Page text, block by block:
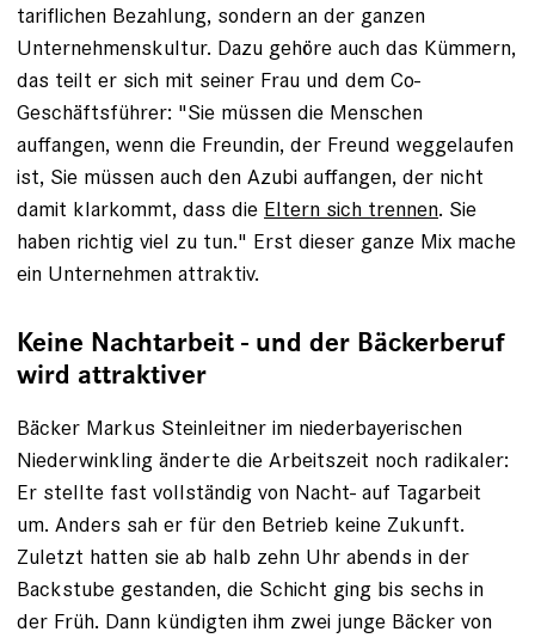
tariflichen Bezahlung, sondern an der ganzen
Unternehmenskultur. Dazu gehöre auch das Kümmern,
das teilt er sich mit ­seiner Frau und dem Co-
Geschäftsführer: "Sie müssen die Menschen
auffangen, wenn die Freundin, der Freund weggelaufen
ist, Sie müssen auch den Azubi auffangen, der nicht
damit klarkommt, dass die Eltern sich trennen. Sie
haben richtig viel zu tun." Erst dieser ganze Mix mache
ein Unternehmen attraktiv.
Keine Nachtarbeit - und der ­Bäckerberuf
wird attraktiver
Bäcker Markus Steinleitner im niederbayerischen
Niederwinkling änderte die Arbeitszeit noch radikaler:
Er stellte fast vollständig von Nacht- auf Tagarbeit
um. Anders sah er für den Betrieb keine Zukunft.
Zuletzt hatten sie ab halb zehn Uhr abends in der
Backstube gestanden, die Schicht ging bis sechs in
der Früh. Dann kündigten ihm zwei junge Bäcker von